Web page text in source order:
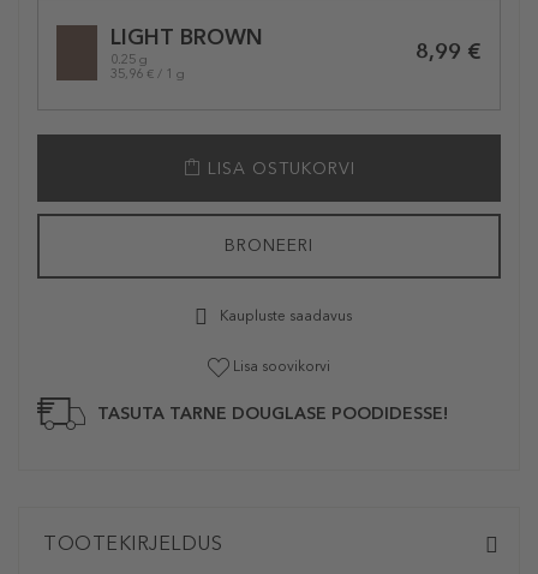
variationLIGHT BROWN
0.25 g
35,96 € / 1 g
8,99 €
LISA OSTUKORVI
BRONEERI
Kaupluste saadavus
Lisa soovikorvi
TASUTA TARNE DOUGLASE POODIDESSE!
TOOTEKIRJELDUS